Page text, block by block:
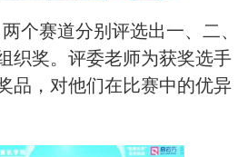
个赛道分别评选出一、二、
织奖。评委老师为获奖选手
品，对他们在比赛中的优异